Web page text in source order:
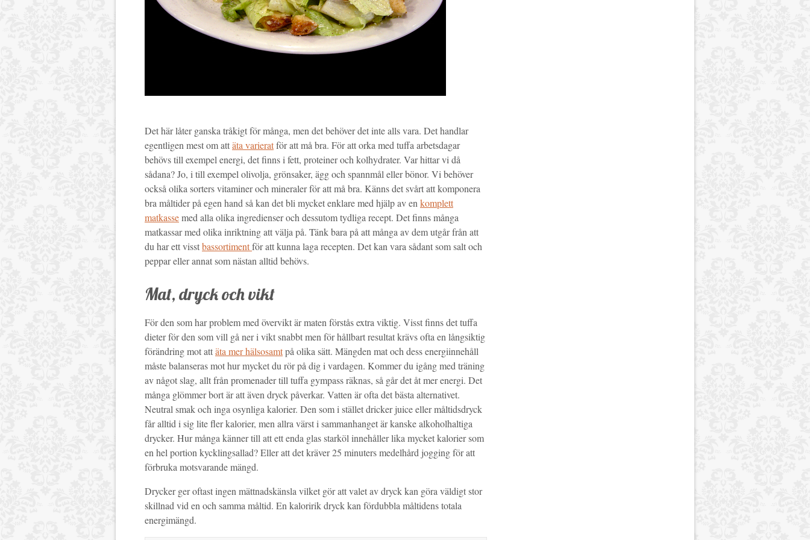
Det här låter ganska tråkigt för många, men det behöver det inte alls vara. Det handlar
egentligen mest om attäta varieratför att må bra. För att orka med tuffa arbetsdagar
behövs till exempel energi, det finns i fett, proteiner och kolhydrater. Var hittar vi då
sådana? Jo, i till exempel olivolja, grönsaker, ägg och spannmål eller bönor. Vi behöver
också olika sorters vitaminer och mineraler för att må bra. Känns det svårt att komponera
bra måltider på egen hand så kan det bli mycket enklare med hjälp av en komplett
matkassemed alla olika ingredienser och dessutom tydliga recept. Det finns många
matkassar med olika inriktning att välja på. Tänk bara på att många av dem utgår från att
du har ett visstbassortimentför att kunna laga recepten. Det kan vara sådant som salt och
peppar eller annat som nästan alltid behövs.
Mat, dryck och vikt
För den som har problem med övervikt är maten förstås extra viktig. Visst finns det tuffa
dieter för den som vill gå ner i vikt snabbt men för hållbart resultat krävs ofta en långsiktig
förändring mot attäta mer hälsosamtpå olika sätt. Mängden mat och dess energiinnehåll
måste balanseras mot hur mycket du rör på dig i vardagen. Kommer du igång med träning
av något slag, allt från promenader till tuffa gympass räknas, så går det åt mer energi. Det
många glömmer bort är att även dryck påverkar. Vatten är ofta det bästa alternativet.
Neutral smak och inga osynliga kalorier. Den som i stället dricker juice eller måltidsdryck
får alltid i sig lite fler kalorier, men allra värst i sammanhanget är kanske alkoholhaltiga
drycker. Hur många känner till att ett enda glas starköl innehåller lika mycket kalorier som
en hel portion kycklingsallad? Eller att det kräver 25 minuters medelhård jogging för att
förbruka motsvarande mängd.
Drycker ger oftast ingen mättnadskänsla vilket gör att valet av dryck kan göra väldigt stor
skillnad vid en och samma måltid. En kaloririk dryck kan fördubbla måltidens totala
energimängd.